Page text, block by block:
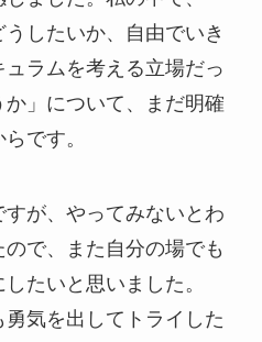
うしたいか、自由でいき
ラムを考える立場だっ
」について、まだ明確
です。
が、やってみないとわ
で、また自分の場でも
たいと思いました。
気を出してトライした